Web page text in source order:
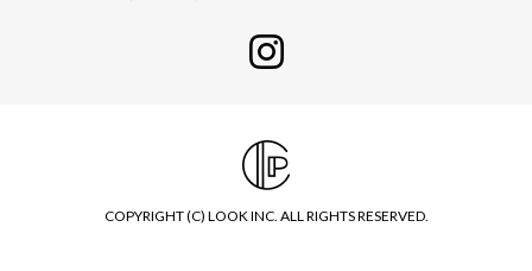
COPYRIGHT (C) LOOK INC. ALL RIGHTS RESERVED.